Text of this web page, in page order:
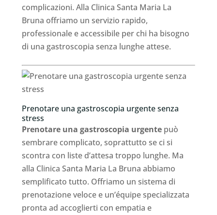
complicazioni. Alla Clinica Santa Maria La
Bruna offriamo un servizio rapido,
professionale e accessibile per chi ha bisogno
di una gastroscopia senza lunghe attese.
Prenotare una gastroscopia urgente senza
stress
Prenotare una gastroscopia urgentepuò
sembrare complicato, soprattutto se ci si
scontra con liste d’attesa troppo lunghe. Ma
alla Clinica Santa Maria La Bruna abbiamo
semplificato tutto. Offriamo un sistema di
prenotazione veloce e un’équipe specializzata
pronta ad accoglierti con empatia e